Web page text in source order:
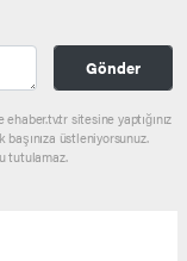
Gönder
sitesine yaptığınız
üstleniyorsunuz.
tutulamaz.